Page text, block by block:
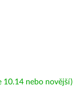
10.14 nebo novější)